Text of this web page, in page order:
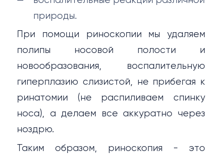
природы.
При помощи риноскопии мы удаляем
полипы носовой полости и
новообразования, воспалительную
гиперплазию слизистой, не прибегая к
ринатомии (не распиливаем спинку
носа), а делаем все аккуратно через
ноздрю.
Таким образом, риноскопия - это